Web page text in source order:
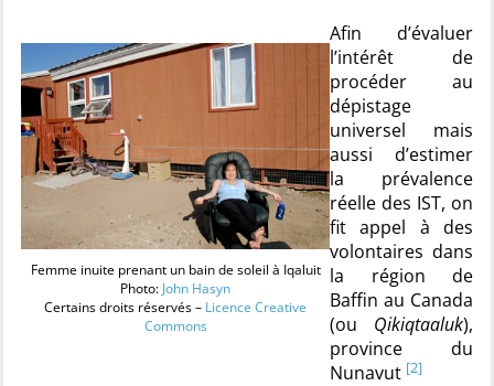
Femme inuite prenant un bain de soleil à Iqaluit
Photo: John Hasyn
Certains droits réservés – Licence Creative
Commons
Afin d’évaluer
l’intérêt de
procéder au
dépistage
universel mais
aussi d’estimer
la prévalence
réelle des IST, on
fit appel à des
volontaires dans
la région de
Baffin au Canada
(ou Qikiqtaaluk),
province du
Nunavut [2]